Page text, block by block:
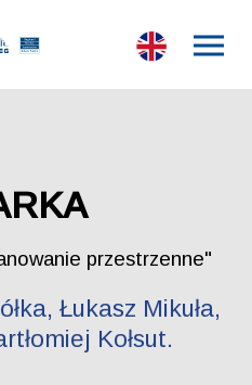
przestrzenne"
Łukasz Mikuła,
Kołsut.